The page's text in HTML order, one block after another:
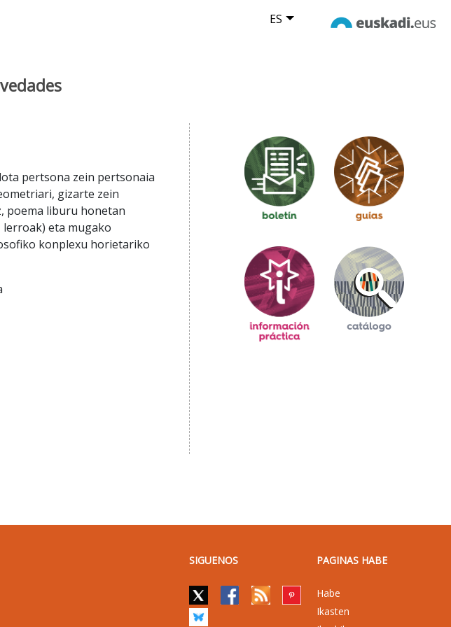
ES
pertsona zein pertsonaia
gizarte zein
poema liburu honetan
eta mugako
konplexu horietariko
SIGUENOS PAGINAS HABE
Habe
Ikasten